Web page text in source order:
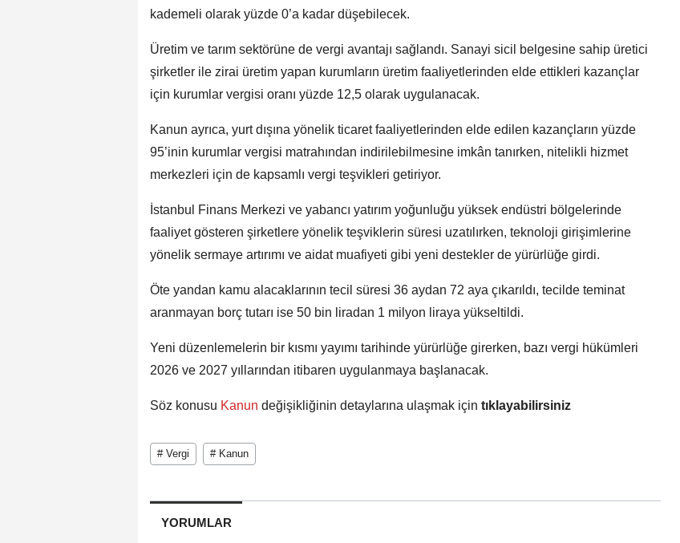
kademeli olarak yüzde 0’a kadar düşebilecek.
Üretim ve tarım sektörüne de vergi avantajı sağlandı. Sanayi sicil belgesine sahip üretici
şirketler ile zirai üretim yapan kurumların üretim faaliyetlerinden elde ettikleri kazançlar
için kurumlar vergisi oranı yüzde 12,5 olarak uygulanacak.
Kanun ayrıca, yurt dışına yönelik ticaret faaliyetlerinden elde edilen kazançların yüzde
95’inin kurumlar vergisi matrahından indirilebilmesine imkân tanırken, nitelikli hizmet
merkezleri için de kapsamlı vergi teşvikleri getiriyor.
İstanbul Finans Merkezi ve yabancı yatırım yoğunluğu yüksek endüstri bölgelerinde
faaliyet gösteren şirketlere yönelik teşviklerin süresi uzatılırken, teknoloji girişimlerine
yönelik sermaye artırımı ve aidat muafiyeti gibi yeni destekler de yürürlüğe girdi.
Öte yandan kamu alacaklarının tecil süresi 36 aydan 72 aya çıkarıldı, tecilde teminat
aranmayan borç tutarı ise 50 bin liradan 1 milyon liraya yükseltildi.
Yeni düzenlemelerin bir kısmı yayımı tarihinde yürürlüğe girerken, bazı vergi hükümleri
2026 ve 2027 yıllarından itibaren uygulanmaya başlanacak.
Söz konusu Kanun değişikliğinin detaylarına ulaşmak için tıklayabilirsiniz
# Vergi # Kanun
YORUMLAR